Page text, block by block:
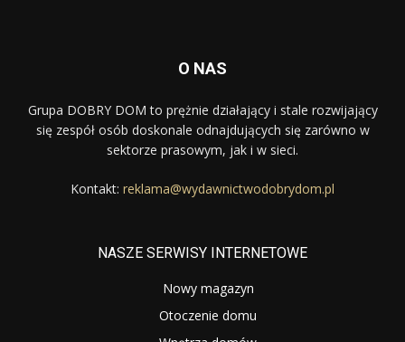
O NAS
Grupa DOBRY DOM to prężnie działający i stale rozwijający
się zespół osób doskonale odnajdujących się zarówno w
sektorze prasowym, jak i w sieci.
Kontakt: reklama@wydawnictwodobrydom.pl
NASZE SERWISY INTERNETOWE
Nowy magazyn
Otoczenie domu